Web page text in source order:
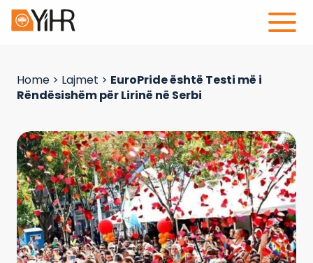
Home > Lajmet > EuroPride është Testi më i
Rëndësishëm për Lirinë në Serbi